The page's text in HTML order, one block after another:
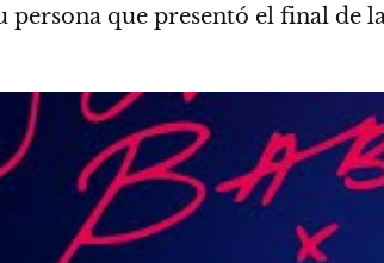
persona que presentó el final de